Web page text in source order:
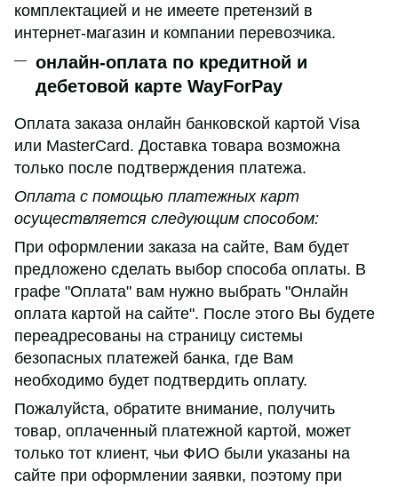
комплектацией и не имеете претензий в
интернет-магазин и компании перевозчика.
онлайн-оплата по кредитной и
дебетовой карте WayForPay
Оплата заказа онлайн банковской картой Visa
или MasterCard. Доставка товара возможна
только после подтверждения платежа.
Оплата с помощью платежных карт
осуществляется следующим способом:
При оформлении заказа на сайте, Вам будет
предложено сделать выбор способа оплаты. В
графе "Оплата" вам нужно выбрать "Онлайн
оплата картой на сайте". После этого Вы будете
переадресованы на страницу системы
безопасных платежей банка, где Вам
необходимо будет подтвердить оплату.
Пожалуйста, обратите внимание, получить
товар, оплаченный платежной картой, может
только тот клиент, чьи ФИО были указаны на
сайте при оформлении заявки, поэтому при